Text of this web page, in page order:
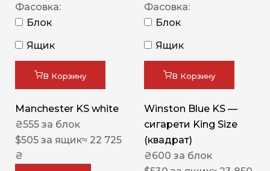
Фасовка:
Блок
Ящик
В Корзину
Manchester KS white
₴555 за блок
$505 за ящик≈ 22 725
₴
Фасовка:
Блок
Ящик
В Корзину
Winston Blue KS —
сигарети King Size
(квадрат)
₴600 за блок